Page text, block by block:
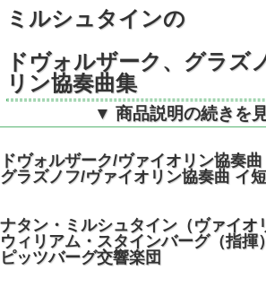
ミルシュタインの
ドヴォルザーク、グラズ
リン協奏曲集
独CAPITOL STK80328
▼ 商品説明の続きを
ドヴォルザーク/ヴァイオリン協奏
グラズノフ/ヴァイオリン協奏曲 イ
ナタン・ミルシュタイン（ヴァイオ
ウィリアム・スタインバーグ（指揮）
ピッツバーグ交響楽団